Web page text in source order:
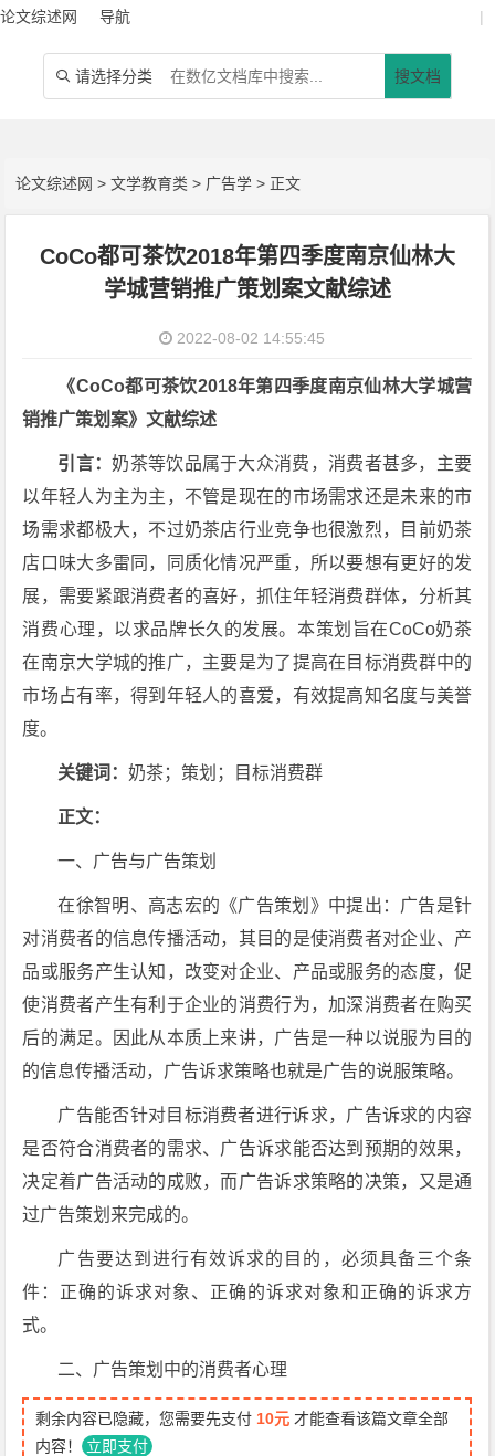
论文综述网 导航 |
 请选择分类 搜文档
论文综述网 >文学教育类 > 广告学 > 正文
CoCo都可茶饮2018年第四季度南京仙林大
学城营销推广策划案文献综述
2022-08-02 14:55:45
《CoCo都可茶饮2018年第四季度南京仙林大学城营
销推广策划案》文献综述
引言：奶茶等饮品属于大众消费，消费者甚多，主要
以年轻人为主为主，不管是现在的市场需求还是未来的市
场需求都极大，不过奶茶店行业竞争也很激烈，目前奶茶
店口味大多雷同，同质化情况严重，所以要想有更好的发
展，需要紧跟消费者的喜好，抓住年轻消费群体，分析其
消费心理，以求品牌长久的发展。本策划旨在CoCo奶茶
在南京大学城的推广，主要是为了提高在目标消费群中的
市场占有率，得到年轻人的喜爱，有效提高知名度与美誉
度。
关键词：奶茶；策划；目标消费群
正文：
一、广告与广告策划
在徐智明、高志宏的《广告策划》中提出：广告是针
对消费者的信息传播活动，其目的是使消费者对企业、产
品或服务产生认知，改变对企业、产品或服务的态度，促
使消费者产生有利于企业的消费行为，加深消费者在购买
后的满足。因此从本质上来讲，广告是一种以说服为目的
的信息传播活动，广告诉求策略也就是广告的说服策略。
广告能否针对目标消费者进行诉求，广告诉求的内容
是否符合消费者的需求、广告诉求能否达到预期的效果，
决定着广告活动的成败，而广告诉求策略的决策，又是通
过广告策划来完成的。
广告要达到进行有效诉求的目的，必须具备三个条
件：正确的诉求对象、正确的诉求对象和正确的诉求方
式。
二、广告策划中的消费者心理
剩余内容已隐藏，您需要先支付 10元 才能查看该篇文章全部
内容！ 立即支付